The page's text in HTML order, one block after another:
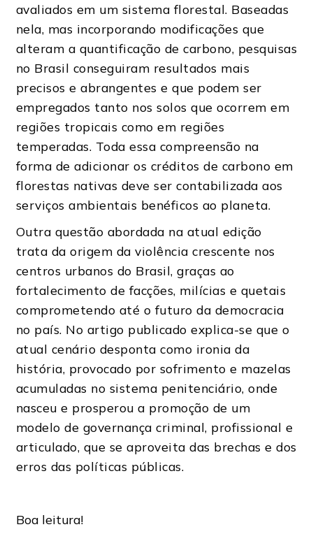
avaliados em um sistema florestal. Baseadas
nela, mas incorporando modificações que
alteram a quantificação de carbono, pesquisas
no Brasil conseguiram resultados mais
precisos e abrangentes e que podem ser
empregados tanto nos solos que ocorrem em
regiões tropicais como em regiões
temperadas. Toda essa compreensão na
forma de adicionar os créditos de carbono em
florestas nativas deve ser contabilizada aos
serviços ambientais benéficos ao planeta.
Outra questão abordada na atual edição
trata da origem da violência crescente nos
centros urbanos do Brasil, graças ao
fortalecimento de facções, milícias e quetais
comprometendo até o futuro da democracia
no país. No artigo publicado explica-se que o
atual cenário desponta como ironia da
história, provocado por sofrimento e mazelas
acumuladas no sistema penitenciário, onde
nasceu e prosperou a promoção de um
modelo de governança criminal, profissional e
articulado, que se aproveita das brechas e dos
erros das políticas públicas.
Boa leitura!